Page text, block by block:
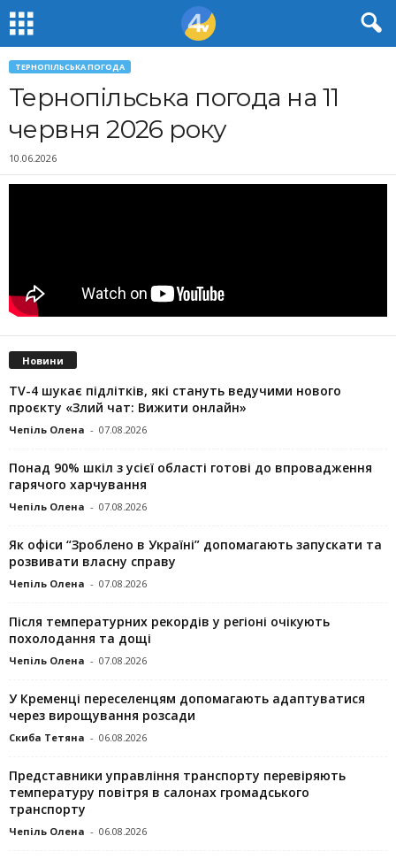
ТЕРНОПІЛЬСЬКА ПОГОДА
Тернопільська погода на 11
червня 2026 року
10.06.2026
Новини
TV-4 шукає підлітків, які стануть ведучими нового
проєкту «Злий чат: Вижити онлайн»
Чепіль Олена - 07.08.2026
Понад 90% шкіл з усієї області готові до впровадження
гарячого харчування
Чепіль Олена - 07.08.2026
Як офіси “Зроблено в Україні” допомагають запускaти та
розвивати власну справу
Чепіль Олена - 07.08.2026
Після температурних рекордів у регіоні очікують
похолодання та дощі
Чепіль Олена - 07.08.2026
У Кременці переселенцям допомагають адаптуватися
через вирощування розсади
Скиба Тетяна - 06.08.2026
Представники управління транспорту перевіряють
температуру повітря в салонах громадського
транспорту
Чепіль Олена - 06.08.2026